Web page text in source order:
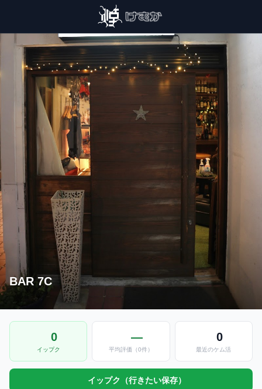
BAR 7C
0
イップク
—
平均評価（0件）
0
最近のケム活
イップク（行きたい保存）